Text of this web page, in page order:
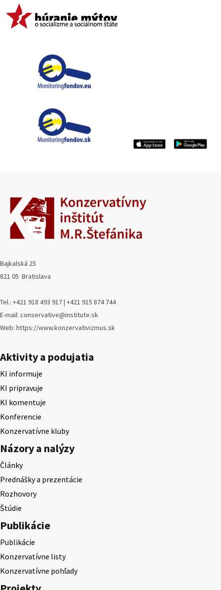
Bajkalská 25
821 05 Bratislava
Tel.: +421 918 493 917 | +421 915 874 744
E-mail: conservative@institute.sk
Web: https://www.konzervativizmus.sk
Aktivity a podujatia
KI informuje
KI pripravuje
KI komentuje
Konferencie
Konzervatívne kluby
Názory a nalýzy
Články
Prednášky a prezentácie
Rozhovory
Štúdie
Publikácie
Publikácie
Konzervatívne listy
Konzervatívne pohľady